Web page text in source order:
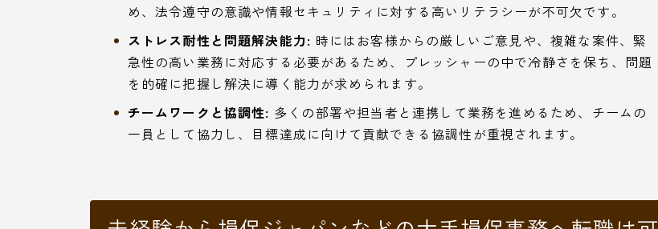
め、法令遵守の意識や情報セキュリティに対する高いリテラシーが不可欠です。
ストレス耐性と問題解決能力: 時にはお客様からの厳しいご意見や、複雑な案件、緊
急性の高い業務に対応する必要があるため、プレッシャーの中で冷静さを保ち、問題
を的確に把握し解決に導く能力が求められます。
チームワークと協調性: 多くの部署や担当者と連携して業務を進めるため、チームの
一員として協力し、目標達成に向けて貢献できる協調性が重視されます。